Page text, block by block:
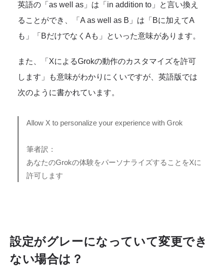
英語の「as well as」は「in addition to」と言い換え
ることができ、「A as well as B」は「Bに加えてA
も」「BだけでなくAも」といった意味があります。
また、「XによるGrokの動作のカスタマイズを許可
します」も意味がわかりにくいですが、英語版では
次のように書かれています。
Allow X to personalize your experience with Grok
筆者訳：
あなたのGrokの体験をパーソナライズすることをXに
許可します
設定がグレーになっていて変更でき
ない場合は？